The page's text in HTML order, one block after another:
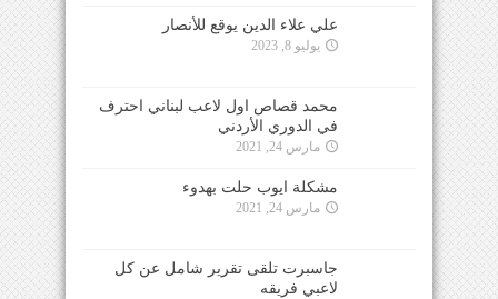
علي علاء الدين يوقع للأنصار
يوليو 8, 2023
محمد قصاص اول لاعب لبناني احترف
في الدوري الأردني
مارس 24, 2021
مشكلة ايوب حلت بهدوء
مارس 24, 2021
جاسبرت تلقى تقرير شامل عن كل
لاعبي فريقه